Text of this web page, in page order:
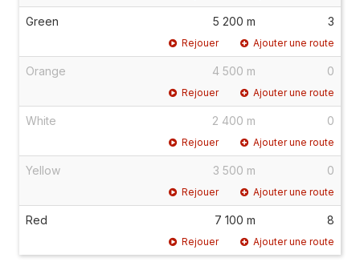
Green 5 200 m 3
Rejouer Ajouter une route
Orange 4 500 m 0
Rejouer Ajouter une route
White 2 400 m 0
Rejouer Ajouter une route
Yellow 3 500 m 0
Rejouer Ajouter une route
Red 7 100 m 8
Rejouer Ajouter une route